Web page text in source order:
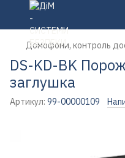
Домофони, контроль
DS-KD-BK
заглушка
Артикул: 99-00000109